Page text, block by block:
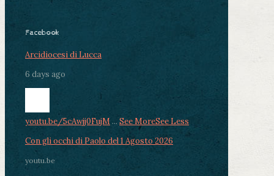
Facebook
Arcidiocesi di Lucca
6 days ago
youtu.be/5cAwjj0FujM ... See MoreSee Less
Con gli occhi di Paolo del 1 Agosto 2026
youtu.be